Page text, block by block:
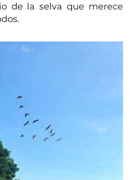
de la selva que merece